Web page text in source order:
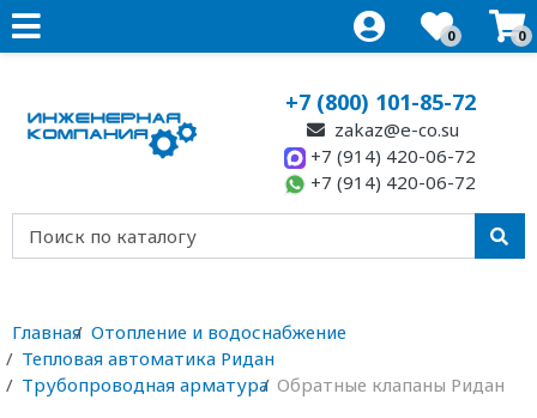
0 0
+7 (800) 101-85-72
zakaz@e-co.su
+7 (914) 420-06-72
+7 (914) 420-06-72
Главная Отопление и водоснабжение
Тепловая автоматика Ридан
Трубопроводная арматура Обратные клапаны Ридан